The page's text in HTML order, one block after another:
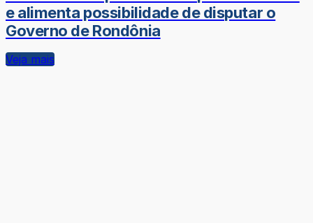
e alimenta possibilidade de disputar o
Governo de Rondônia
Veja mais